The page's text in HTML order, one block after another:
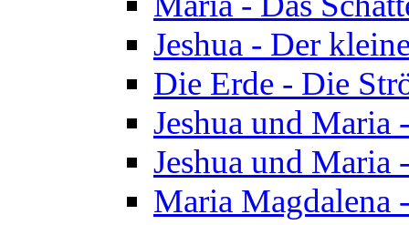
Jeshua - Der
Die Erde - Die
Jeshua und Maria
Jeshua und Maria
Maria Magdalena